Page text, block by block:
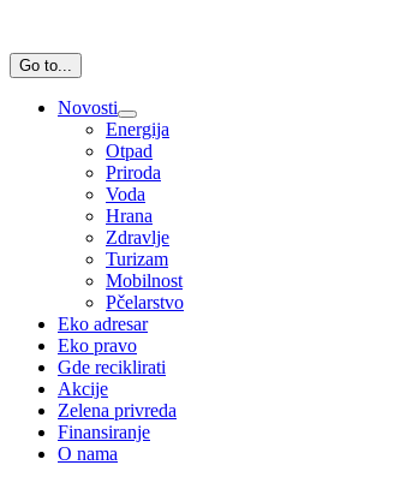
Go to...
Novosti
Energija
Otpad
Priroda
Voda
Hrana
Zdravlje
Turizam
Mobilnost
Pčelarstvo
Eko adresar
Eko pravo
Gde reciklirati
Akcije
Zelena privreda
Finansiranje
O nama